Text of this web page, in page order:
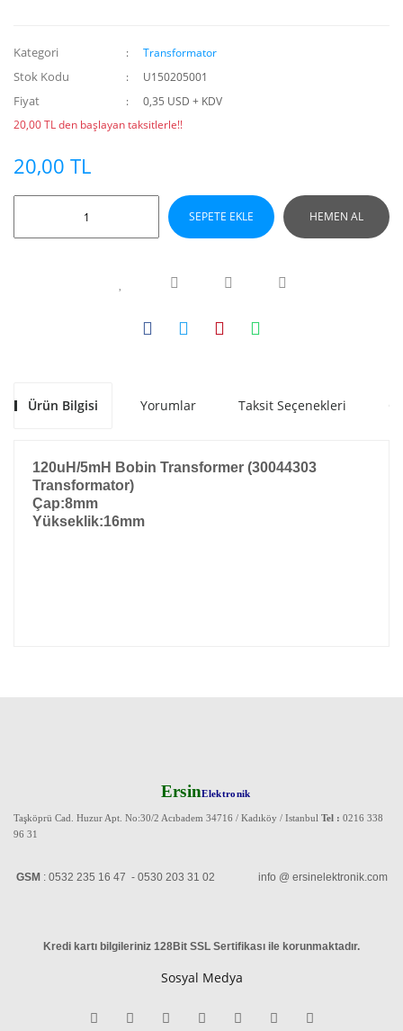
Kategori Transformator
Stok Kodu U150205001
Fiyat
0,35 USD + KDV
20,00 TL den başlayan taksitlerle!!
20,00 TL
SEPETE EKLE HEMEN AL
Ürün Bilgisi Yorumlar Taksit Seçenekleri
120uH/5mH Bobin Transformer (30044303
Transformator)
Çap:8mm
Yükseklik:16mm
ErsinElektronik
Taşköprü Cad. Huzur Apt. No:30/2 Acıbadem 34716 / Kadıköy / Istanbul Tel : 0216 338
96 31
GSM : 0532 235 16 47 - 0530 203 31 02 info @ ersinelektronik.com
Kredi kartı bilgileriniz 128Bit SSL Sertifikası ile korunmaktadır.
Sosyal Medya